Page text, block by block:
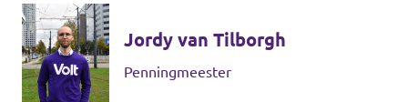
Jordy van Tilborgh
Penningmeester